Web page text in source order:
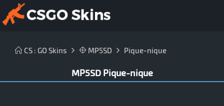
CS : GO Skins MP5SD Pique-nique
MP5SD Pique-nique